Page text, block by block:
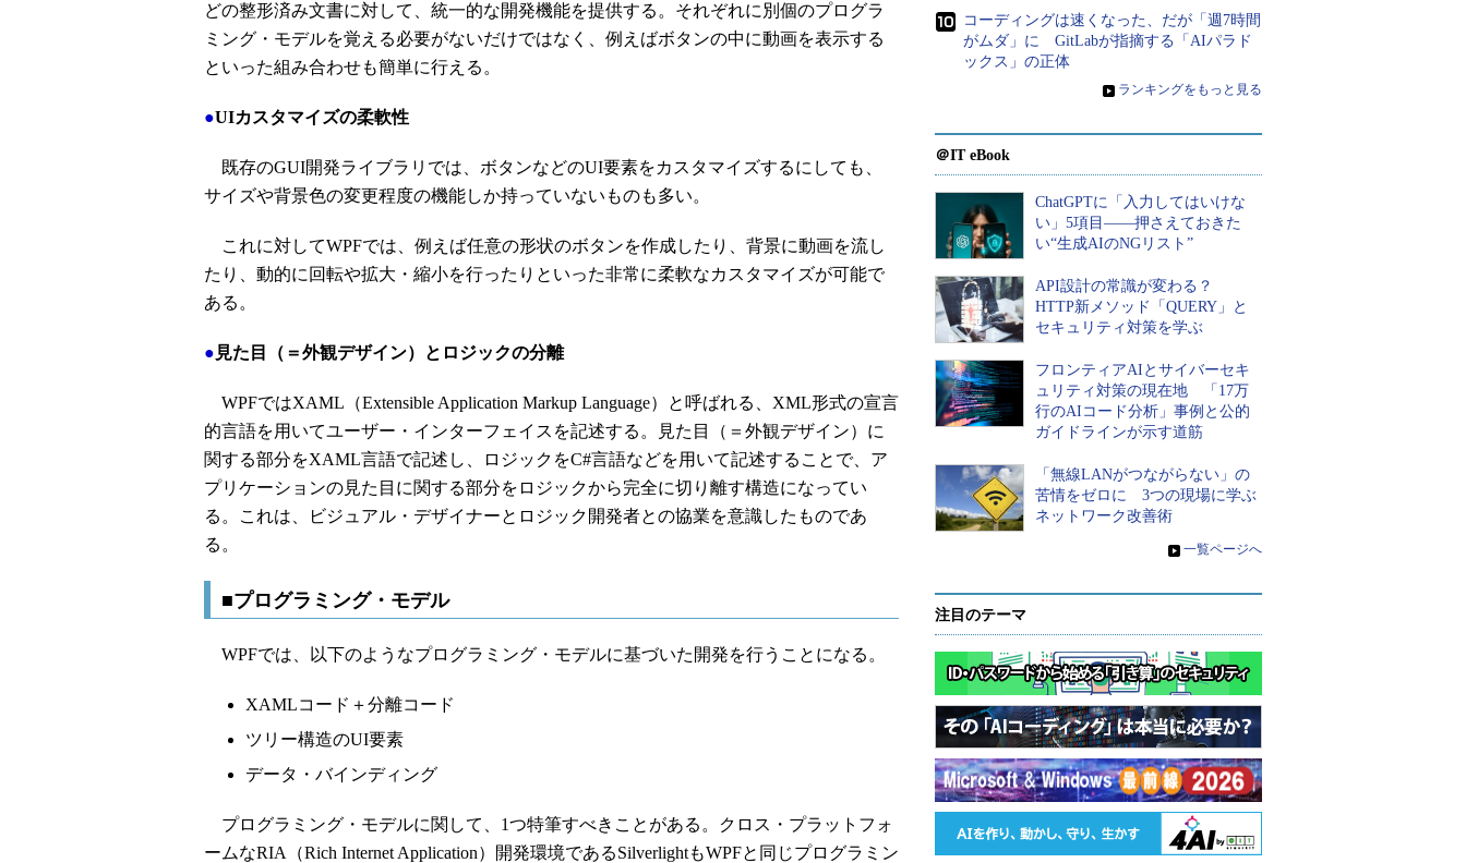
どの整形済み文書に対して、統一的な開発機能を提供する。それぞれに別個のプログラ
ミング・モデルを覚える必要がないだけではなく、例えばボタンの中に動画を表示する
といった組み合わせも簡単に行える。
●UIカスタマイズの柔軟性
既存のGUI開発ライブラリでは、ボタンなどのUI要素をカスタマイズするにしても、
サイズや背景色の変更程度の機能しか持っていないものも多い。
これに対してWPFでは、例えば任意の形状のボタンを作成したり、背景に動画を流し
たり、動的に回転や拡大・縮小を行ったりといった非常に柔軟なカスタマイズが可能で
ある。
● 見た目（＝外観デザイン）とロジックの分離
WPFではXAML（Extensible Application Markup Language）と呼ばれる、XML形式の宣言
的言語を用いてユーザー・インターフェイスを記述する。見た目（＝外観デザイン）に
関する部分をXAML言語で記述し、ロジックをC#言語などを用いて記述することで、ア
プリケーションの見た目に関する部分をロジックから完全に切り離す構造になってい
る。これは、ビジュアル・デザイナーとロジック開発者との協業を意識したものであ
る。
■プログラミング・モデル
WPFでは、以下のようなプログラミング・モデルに基づいた開発を行うことになる。
XAMLコード＋分離コード
ツリー構造のUI要素
データ・バインディング
プログラミング・モデルに関して、1つ特筆すべきことがある。クロス・プラットフォ
ームなRIA（Rich Internet Application）開発環境であるSilverlightもWPFと同じプログラミン
コーディングは速くなった、だが「週7時間
がムダ」に GitLabが指摘する「AIパラド
ックス」の正体
» ランキングをもっと見る
＠IT eBook
ChatGPTに「入力してはいけな
い」5項目――押さえておきた
い“生成AIのNGリスト”
API設計の常識が変わる？
HTTP新メソッド「QUERY」と
セキュリティ対策を学ぶ
フロンティアAIとサイバーセキ
ュリティ対策の現在地 「17万
行のAIコード分析」事例と公的
ガイドラインが示す道筋
「無線LANがつながらない」の
苦情をゼロに 3つの現場に学ぶ
ネットワーク改善術
» 一覧ページへ
注目のテーマ